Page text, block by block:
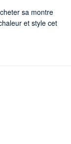
sa montre
et style cet